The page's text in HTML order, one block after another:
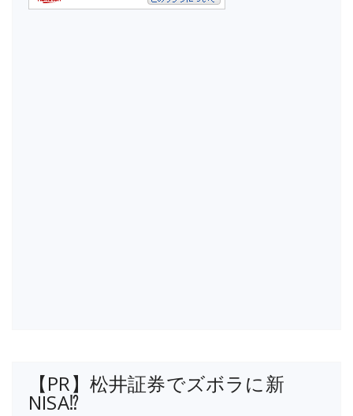
【PR】松井証券でズボラに新
NISA⁉